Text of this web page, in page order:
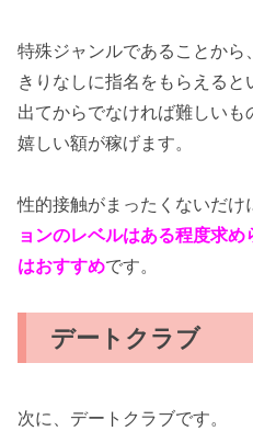
特殊ジャンルであることか
きりなしに指名をもらえる
出てからでなければ難しい
嬉しい額が稼げます。
性的接触がまったくないだけ
ョンのレベルはある程度求
はおすすめです。
デートクラブ
次に、デートクラブです。